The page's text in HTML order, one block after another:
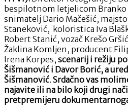
bespilotnom letjelicom
snimatelj Dario Mačešić,
Staneković, koloristica Iva
Robert Stanić, vozač Krešo
Žaklina Komljen, producent
Irena Korpes, scenarij i režiju
Šišmanović i Davor Borić, a
Šišmanović. Srdačno vas
najavite ili na bilo koji drugi
pretpremijeru